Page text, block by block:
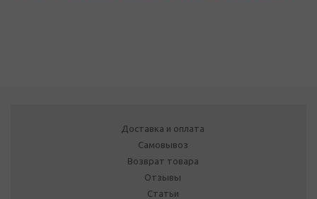
Доставка и оплата
Самовывоз
Возврат товара
Отзывы
Статьи